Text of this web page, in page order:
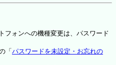
フォンへの機種変更は、パスワード
「 パスワードを未設定・お忘れの